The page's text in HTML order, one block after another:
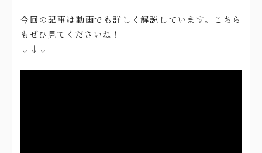
今回の記事は動画でも詳しく解説しています。こちら
もぜひ見てくださいね！
↓↓↓